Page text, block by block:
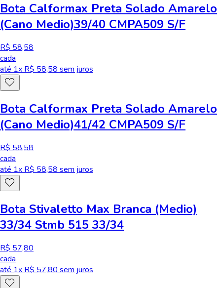
Bota Calformax Preta Solado Amarelo
(Cano Medio)39/40 CMPA509 S/F
R$ 58,58
cada
até 1x R$ 58,58 sem juros
Bota Calformax Preta Solado Amarelo
(Cano Medio)41/42 CMPA509 S/F
R$ 58,58
cada
até 1x R$ 58,58 sem juros
Bota Stivaletto Max Branca (Medio)
33/34 Stmb 515 33/34
R$ 57,80
cada
até 1x R$ 57,80 sem juros